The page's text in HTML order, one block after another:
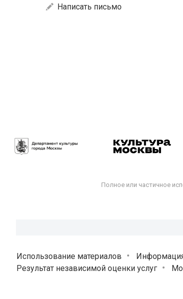
Написать письмо
Полное или частичное
Использование материалов
Результат независимой оценки услуг